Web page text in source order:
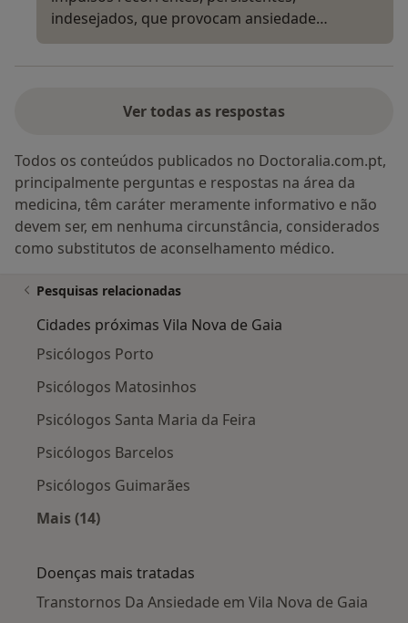
indesejados, que provocam ansiedade…
Ver todas as respostas
Todos os conteúdos publicados no Doctoralia.com.pt,
principalmente perguntas e respostas na área da
medicina, têm caráter meramente informativo e não
devem ser, em nenhuma circunstância, considerados
como substitutos de aconselhamento médico.
Pesquisas relacionadas
Cidades próximas Vila Nova de Gaia
Psicólogos Porto
Psicólogos Matosinhos
Psicólogos Santa Maria da Feira
Psicólogos Barcelos
Psicólogos Guimarães
Mais (14)
Doenças mais tratadas
Transtornos Da Ansiedade em Vila Nova de Gaia